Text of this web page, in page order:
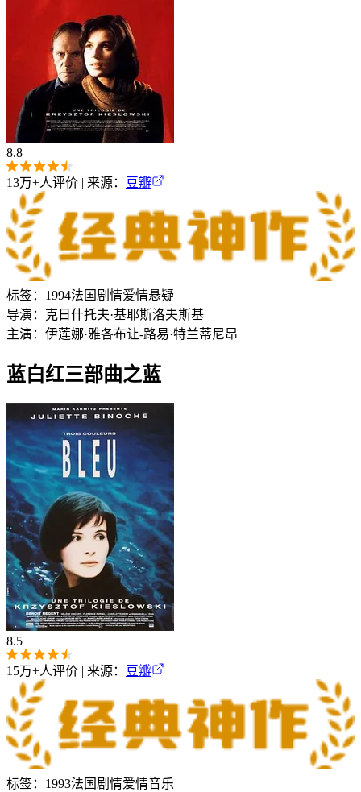
8.8
13万+人评价 | 来源： 豆瓣
标签： 1994法国剧情爱情悬疑
导演： 克日什托夫·基耶斯洛夫斯基
主演： 伊莲娜·雅各布让-路易·特兰蒂尼昂
蓝白红三部曲之蓝
8.5
15万+人评价 | 来源： 豆瓣
标签： 1993法国 剧情爱情音乐